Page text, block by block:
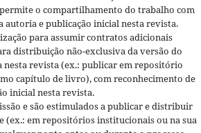
o compartilhamento do trabalho com
autoria e publicação inicial nesta revista.
para assumir contratos adicionais
distribuição não-exclusiva da versão do
nesta revista (ex.: publicar em repositório
capítulo de livro), com reconhecimento de
inicial nesta revista.
e são estimulados a publicar e distribuir
(ex.: em repositórios institucionais ou na sua